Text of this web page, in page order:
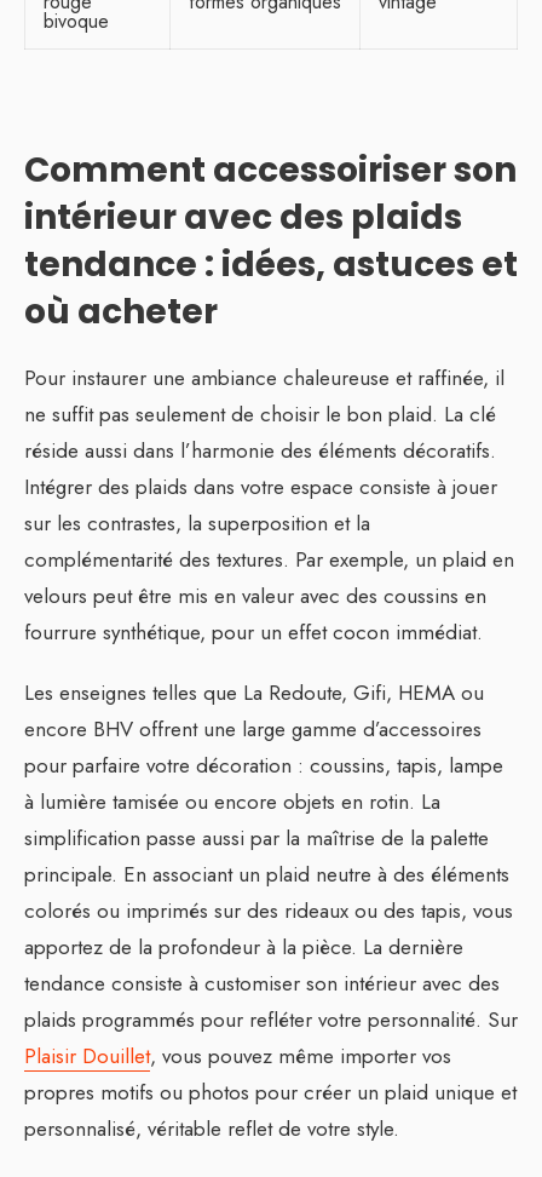
bivoque
Comment accessoiriser son
intérieur avec des plaids
tendance : idées, astuces et
où acheter
Pour instaurer une ambiance chaleureuse et raffinée, il
ne suffit pas seulement de choisir le bon plaid. La clé
réside aussi dans l’harmonie des éléments décoratifs.
Intégrer des plaids dans votre espace consiste à jouer
sur les contrastes, la superposition et la
complémentarité des textures. Par exemple, un plaid en
velours peut être mis en valeur avec des coussins en
fourrure synthétique, pour un effet cocon immédiat.
Les enseignes telles que La Redoute, Gifi, HEMA ou
encore BHV offrent une large gamme d’accessoires
pour parfaire votre décoration : coussins, tapis, lampe
à lumière tamisée ou encore objets en rotin. La
simplification passe aussi par la maîtrise de la palette
principale. En associant un plaid neutre à des éléments
colorés ou imprimés sur des rideaux ou des tapis, vous
apportez de la profondeur à la pièce. La dernière
tendance consiste à customiser son intérieur avec des
plaids programmés pour refléter votre personnalité. Sur
Plaisir Douillet, vous pouvez même importer vos
propres motifs ou photos pour créer un plaid unique et
personnalisé, véritable reflet de votre style.